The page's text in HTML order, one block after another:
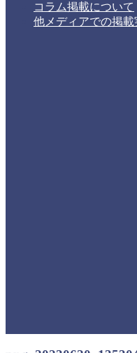
コラム掲載について
他メディアでの掲載